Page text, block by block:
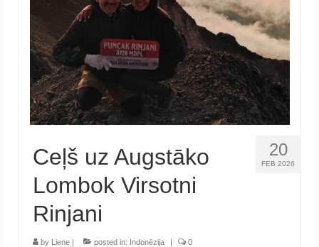
20
FEB 2026
Ceļš uz Augstāko
Lombok Virsotni
Rinjani
by Liene | posted in: Indonēzija | 0